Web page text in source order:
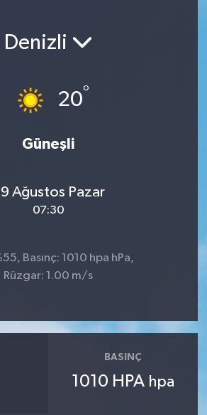
Denizli
20°
Güneşli
Ağustos Pazar
07:30
Basınç: 1010 hpa hPa,
Rüzgar: 1.00 m/s
BASINÇ
1010 HPA hpa